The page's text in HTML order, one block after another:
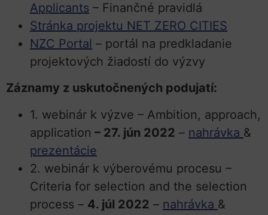
Applicants – Finančné pravidlá
Stránka projektu NET ZERO CITIES
NZC Portal – portál na predkladanie
projektových žiadostí do výzvy
Záznamy z uskutočnených podujatí:
1. webinár k výzve – Ambition, approach,
application – 27. jún 2022 – nahrávka &
prezentácie
2. webinár k výberovému procesu –
Criteria for selection and the selection
process – 4. júl 2022 – nahrávka &